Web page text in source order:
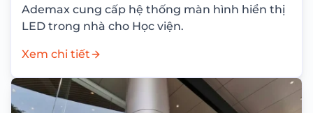
Ademax cung cấp hệ thống màn hình hiển thị
LED trong nhà cho Học viện.
Xem chi tiết